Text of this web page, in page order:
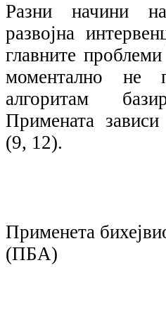
Разни начини
развојна
главните
моментално не
алгоритам
Примената
(9, 12).
Применета
(ПБА)